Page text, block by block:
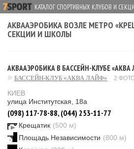
КАТАЛОГ СПОРТИВНЫХ КЛУБОВ И
АКВААЭРОБИКА ВОЗЛЕ МЕТРО
СЕКЦИИ И ШКОЛЫ
АКВААЭРОБИКА В БАССЕЙН-КЛУБЕ «АКВА
БАССЕЙН-КЛУБ «АКВА ЛАЙФ» 2
КИЕВ
улица Институтская, 18а
(098) 117-78-88, (044) 253-11-77
Крещатик (500 м)
Площадь Независимости (800 м)